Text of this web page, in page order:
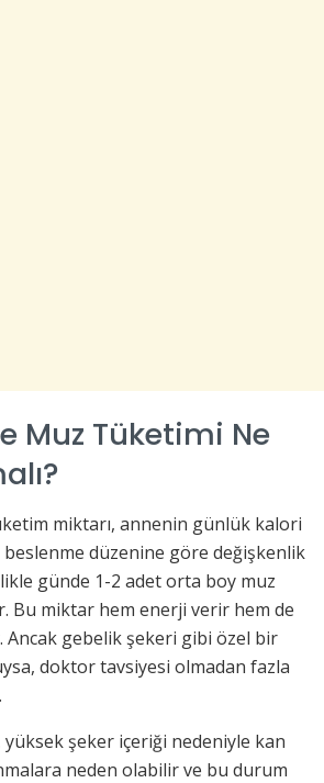
Muz Tüketimi Ne
miktarı, annenin günlük kalori
beslenme düzenine göre değişkenlik
günde 1-2 adet orta boy muz
Bu miktar hem enerji verir hem de
Ancak gebelik şekeri gibi özel bir
doktor tavsiyesi olmadan fazla
yüksek şeker içeriği nedeniyle kan
neden olabilir ve bu durum